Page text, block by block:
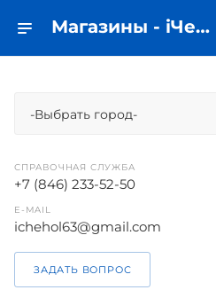
Магазины - iЧехол
СПРАВОЧНАЯ СЛУЖБА
+7 (846) 233-52-50
E-MAIL
ichehol63@gmail.com
ЗАДАТЬ ВОПРОС